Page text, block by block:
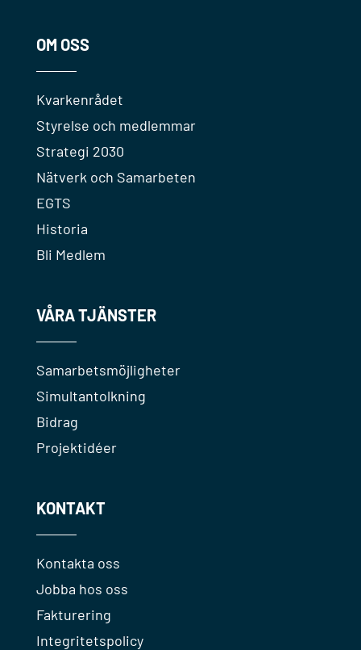
OM OSS
Kvarkenrådet
Styrelse och medlemmar
Strategi 2030
Nätverk och Samarbeten
EGTS
Historia
Bli Medlem
VÅRA TJÄNSTER
Samarbetsmöjligheter
Simultantolkning
Bidrag
Projektidéer
KONTAKT
Kontakta oss
Jobba hos oss
Fakturering
Integritetspolicy